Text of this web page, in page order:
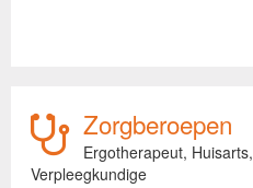
Zorgberoepen
Ergotherapeut, Huisarts,
Verpleegkundige